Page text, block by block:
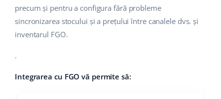
português (BR)
română
precum și pentru a configura fără probleme
sincronizarea stocului și a prețului între canalele dvs. și
inventarul FGO.
.
Integrarea cu FGO vă permite să: